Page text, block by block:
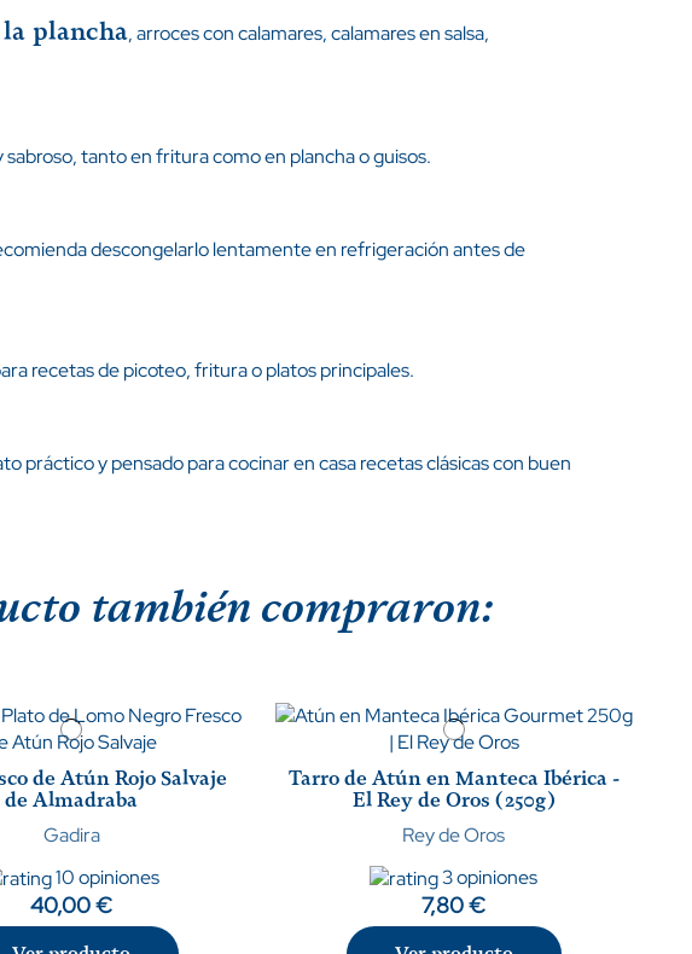
plancha, arroces con calamares, calamares en salsa,
tanto en fritura como en plancha o guisos.
descongelarlo lentamente en refrigeración antes de
recetas de picoteo, fritura o platos principales.
y pensado para cocinar en casa recetas clásicas con buen
también compraron:
de Atún Rojo Salvaje
de Almadraba
Gadira
10 opiniones
40,00 €
Tarro de Atún en Manteca Ibérica -
El Rey de Oros (250g)
Rey de Oros
3 opiniones
7,80 €